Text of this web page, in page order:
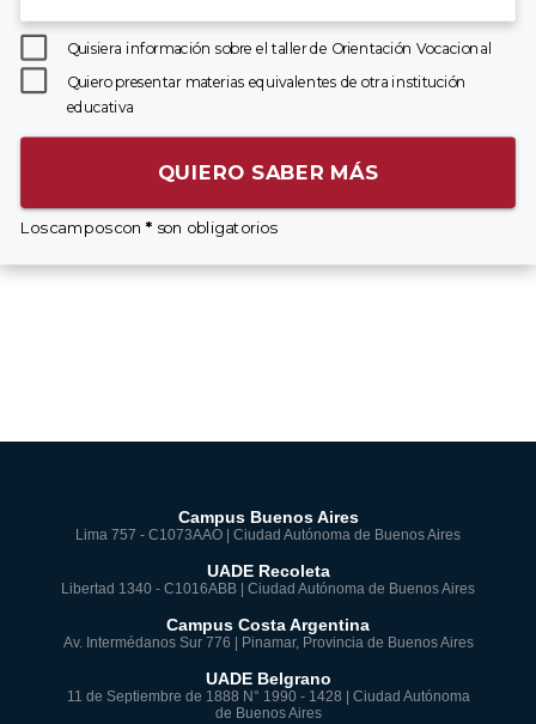
Quisiera información sobre el taller de Orientación Vocacional
Quiero presentar materias equivalentes de otra institución
educativa
QUIERO SABER MÁS
Los campos con * son obligatorios
Campus Buenos Aires
Lima 757 - C1073AAO | Ciudad Autónoma de Buenos Aires
UADE Recoleta
Libertad 1340 - C1016ABB | Ciudad Autónoma de Buenos Aires
Campus Costa Argentina
Av. Intermédanos Sur 776 | Pinamar, Provincia de Buenos Aires
UADE Belgrano
11 de Septiembre de 1888 N° 1990 - 1428 | Ciudad Autónoma
de Buenos Aires